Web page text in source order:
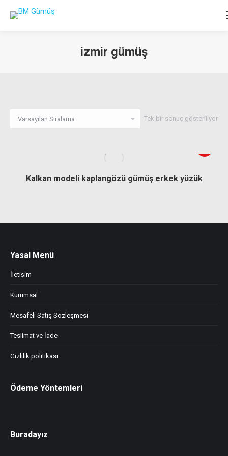
izmir gümüş
Tek bir sonuç gösteriliyor
Kalkan modeli kaplangözü gümüş erkek yüzük
Yasal Menü
İletişim
Kurumsal
Mesafeli Satış Sözleşmesi
Teslimat ve İade
Gizlilik politikası
Ödeme Yöntemleri
Buradayız